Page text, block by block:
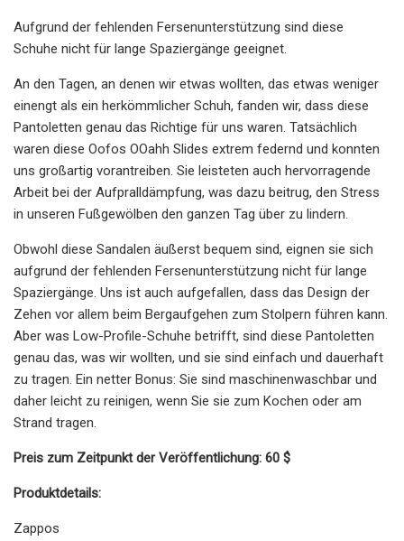
Aufgrund der fehlenden Fersenunterstützung sind diese
Schuhe nicht für lange Spaziergänge geeignet.
An den Tagen, an denen wir etwas wollten, das etwas weniger
einengt als ein herkömmlicher Schuh, fanden wir, dass diese
Pantoletten genau das Richtige für uns waren. Tatsächlich
waren diese Oofos OOahh Slides extrem federnd und konnten
uns großartig vorantreiben. Sie leisteten auch hervorragende
Arbeit bei der Aufpralldämpfung, was dazu beitrug, den Stress
in unseren Fußgewölben den ganzen Tag über zu lindern.
Obwohl diese Sandalen äußerst bequem sind, eignen sie sich
aufgrund der fehlenden Fersenunterstützung nicht für lange
Spaziergänge. Uns ist auch aufgefallen, dass das Design der
Zehen vor allem beim Bergaufgehen zum Stolpern führen kann.
Aber was Low-Profile-Schuhe betrifft, sind diese Pantoletten
genau das, was wir wollten, und sie sind einfach und dauerhaft
zu tragen. Ein netter Bonus: Sie sind maschinenwaschbar und
daher leicht zu reinigen, wenn Sie sie zum Kochen oder am
Strand tragen.
Preis zum Zeitpunkt der Veröffentlichung: 60 $
Produktdetails:
Zappos